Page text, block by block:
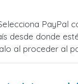
PayPal
desde donde
al proceder al